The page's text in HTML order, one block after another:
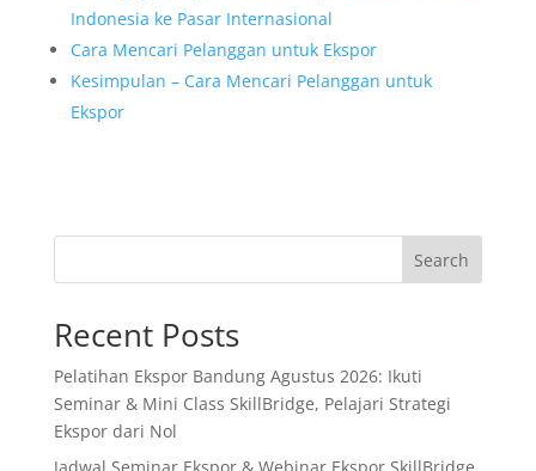
Indonesia ke Pasar Internasional
Cara Mencari Pelanggan untuk Ekspor
Kesimpulan – Cara Mencari Pelanggan untuk
Ekspor
Search
Recent Posts
Pelatihan Ekspor Bandung Agustus 2026: Ikuti
Seminar & Mini Class SkillBridge, Pelajari Strategi
Ekspor dari Nol